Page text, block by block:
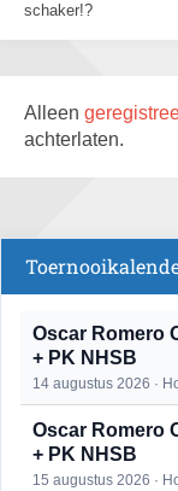
schaker!?
Alleen
achterlaten.
Oscar Romero
+ PK NHSB
14 augustus 2026 ·
Oscar Romero
+ PK NHSB
15 augustus 2026 ·